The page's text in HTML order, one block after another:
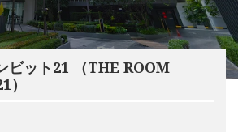
ビット21 （THE ROOM